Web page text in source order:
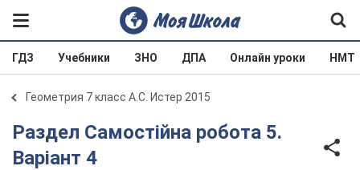
ГДЗ Учебники ЗНО ДПА Онлайн уроки НМТ
Геометрия 7 класс А.С. Истер 2015
Раздел Самостійна робота 5.
Варіант 4